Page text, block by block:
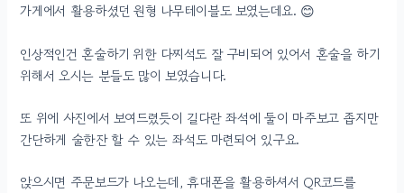
가게에서 활용하셨던 원형 나무테이블도 보였는데요. 😊
인상적인건 혼술하기 위한 다찌석도 잘 구비되어 있어서 혼술을 하기
위해서 오시는 분들도 많이 보였습니다.
또 위에 사진에서 보여드렸듯이 길다란 좌석에 둘이 마주보고 좁지만
간단하게 술한잔 할 수 있는 좌석도 마련되어 있구요.
앉으시면 주문보드가 나오는데, 휴대폰을 활용하셔서 QR코드를